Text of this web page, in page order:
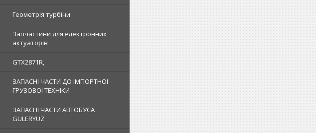
Геометрія турбіни
Запчастини для електронних
актуаторів
GTX2871R,
ЗАПАСНІ ЧАСТИ ДО ІМПОРТНОЇ
ГРУЗОВОЇ ТЕХНІКИ
ЗАПАСНІ ЧАСТИ АВТОБУСА
GULERYUZ